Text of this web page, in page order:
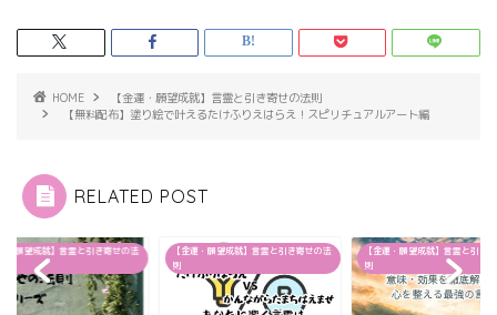
HOME
【金運・願望成就】言霊と引き寄せの法則
【無料配布】塗り絵で叶えるたけふりえはらえ！スピリチュアルアート編
RELATED POST
・願望成就】言霊と引き寄せの法
【金運・願望成就】言霊と引き寄せの法
則
【金運・願望成就】言霊と引き
則